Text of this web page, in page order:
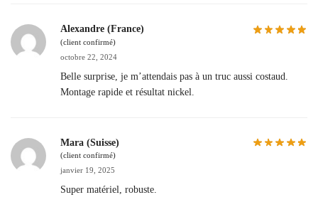
Alexandre (France)
(client confirmé)
octobre 22, 2024
Belle surprise, je m’attendais pas à un truc aussi costaud.
Montage rapide et résultat nickel.
Mara (Suisse)
(client confirmé)
janvier 19, 2025
Super matériel, robuste.